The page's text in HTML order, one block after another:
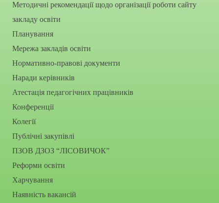
Методичні рекомендації щодо організації роботи сайту
закладу освіти
Планування
Мережа закладів освіти
Нормативно-правові документи
Наради керівників
Атестація педагогічних працівників
Конференції
Колегії
Публічні закупівлі
ПЗОВ ДЗОЗ “ЛІСОВИЧОК”
Реформи освіти
Харчування
Наявність вакансій